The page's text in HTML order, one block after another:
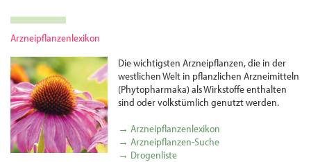
Arzneipflanzenlexikon
Die wichtigsten Arznei­pflanzen, die in der
westlichen Welt in pflanzlichen Arznei­mitteln
(Phytopharmaka) als Wirkstoffe enthalten
sind oder volks­tümlich genutzt werden.
→ Arzneipflanzenlexikon
→ Arzneipflanzen-Suche
→ Drogenliste